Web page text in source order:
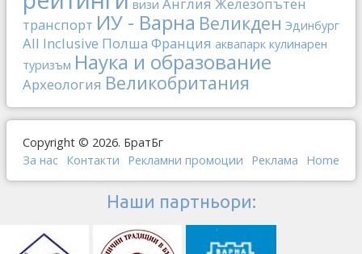
визи
транспорт ИУ - Варна Великден Эдинбург
All Inclusive Полша Франция аквапарк кулинарен
туризъм Наука и образование
Археология Великобритания
Copyright © 2026. БратБг
За нас Контакти Рекламни промоции Реклама Home
Наши партньори: